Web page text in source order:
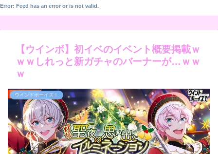
Error: Feed has an error or is not valid.
【ウインボ】初イベのイベント概要掲載ｗ
ｗｗしれっと新ガチャのバーナーが…ｗｗ
ｗ
ウインドボーイズ！